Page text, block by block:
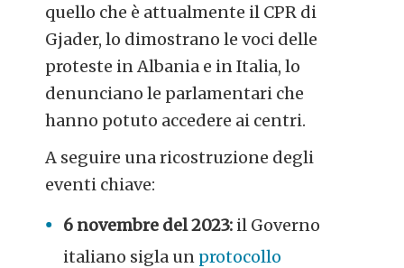
quello che è attualmente il CPR di
Gjader, lo dimostrano le voci delle
proteste in Albania e in Italia, lo
denunciano le parlamentari che
hanno potuto accedere ai centri.
A seguire una ricostruzione degli
eventi chiave:
6 novembre del 2023: il Governo
italiano sigla un protocollo